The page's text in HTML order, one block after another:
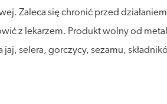
Zaleca się chronić przed
z lekarzem. Produkt wolny od
selera, gorczycy, sezamu,